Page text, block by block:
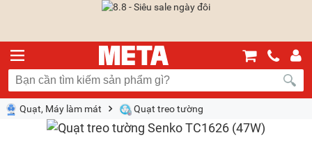
Quạt, Máy làm mát Quạt treo tường